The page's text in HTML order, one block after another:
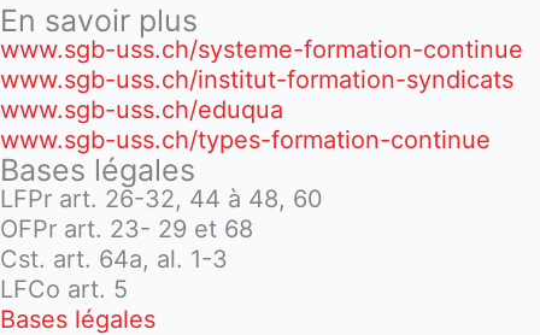
En savoir plus
www.sgb-uss.ch/systeme-formation-continue
www.sgb-uss.ch/institut-formation-syndicats
www.sgb-uss.ch/eduqua
www.sgb-uss.ch/types-formation-continue
Bases légales
LFPr art. 26-32, 44 à 48, 60
OFPr art. 23- 29 et 68
Cst. art. 64a, al. 1-3
LFCo art. 5
Bases légales